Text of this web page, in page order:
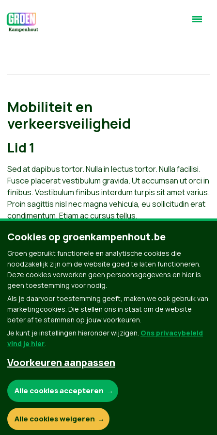
Mobiliteit en
verkeersveiligheid
Lid 1
Sed at dapibus tortor. Nulla in lectus tortor. Nulla facilisi.
Fusce placerat vestibulum gravida. Ut accumsan ut orci in
finibus. Vestibulum finibus interdum turpis sit amet varius.
Proin sagittis nisl nec magna vehicula, eu sollicitudin erat
condimentum. Etiam ac cursus tellus.
Lid 2
Sed at dapibus tortor. Nulla in lectus tortor. Nulla facilisi.
Fusce placerat vestibulum gravida. Ut accumsan ut orci in
finibus. Etiam ac cursus tellus.
Groen.be
© Copyright Groen 2026 | Gemaakt met NationBuilder
Contact Privacybeleid
Cookies op groenkampenhout.be
Groen gebruikt functionele en analytische cookies die
noodzakelijk zijn om de website goed te laten functioneren.
Deze cookies verwerken geen persoonsgegevens en hier is
geen toestemming voor nodig.
Als je daarvoor toestemming geeft, maken we ook gebruik van
marketingcookies. Die stellen ons in staat om de website
beter af te stemmen op jouw voorkeuren.
Je kunt je instellingen hieronder wijzigen. Ons privacybeleid
vind je hier.
Voorkeuren aanpassen
Functionele en analytische cookies:
Alle cookies accepteren
Alle cookies weigeren